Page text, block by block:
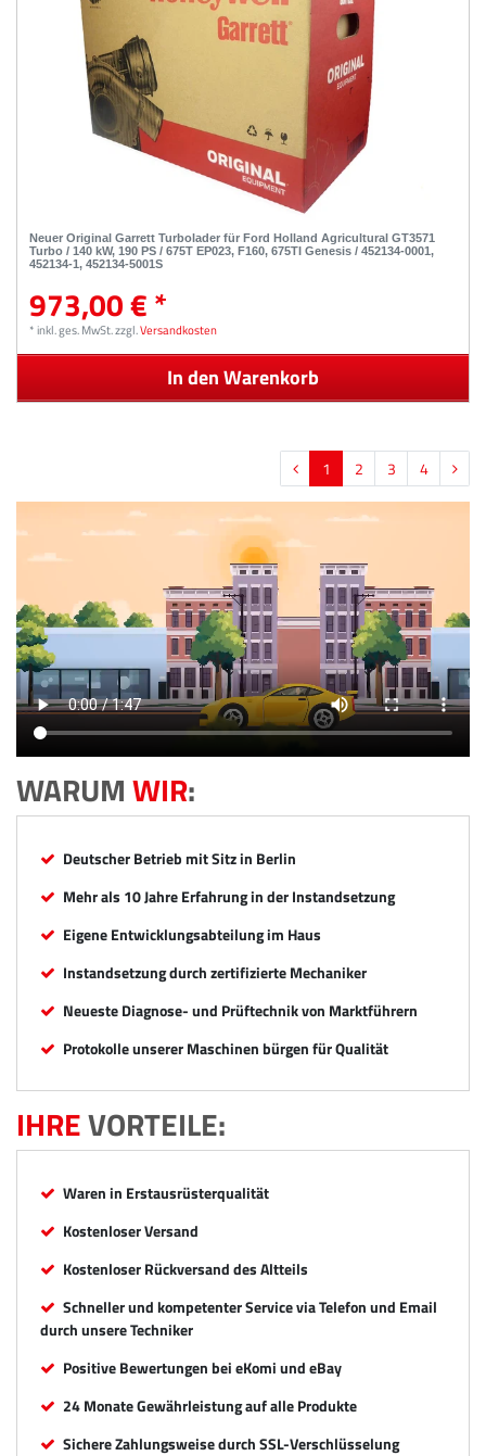
Neuer Original Garrett Turbolader für Ford Holland Agricultural GT3571
Turbo / 140 kW, 190 PS / 675T EP023, F160, 675TI Genesis / 452134-0001,
452134-1, 452134-5001S
973,00 € *
*inkl. ges. MwSt.zzgl.Versandkosten
In den Warenkorb
1 2 3 4
WARUMWIR:
Deutscher Betrieb mit Sitz in Berlin
Mehr als 10 Jahre Erfahrung in der Instandsetzung
Eigene Entwicklungsabteilung im Haus
Instandsetzung durch zertifizierte Mechaniker
Neueste Diagnose- und Prüftechnik von Marktführern
Protokolle unserer Maschinen bürgen für Qualität
IHREVORTEILE:
Waren in Erstausrüsterqualität
Kostenloser Versand
Kostenloser Rückversand des Altteils
Schneller und kompetenter Service via Telefon und Email
durch unsere Techniker
Positive Bewertungen bei eKomi und eBay
24 Monate Gewährleistung auf alle Produkte
Sichere Zahlungsweise durch SSL-Verschlüsselung